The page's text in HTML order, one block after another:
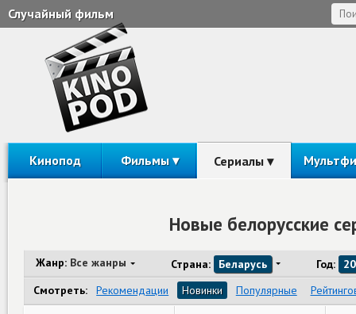
Случайный фильм
Кинопод Фильмы Сериалы
Новые белорусские
Жанр: Все жанры Страна: Беларусь Год:
Смотреть:
Рекомендации Новинки Популярные